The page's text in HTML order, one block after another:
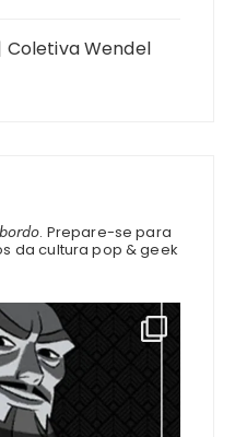
Coletiva Wendel
Prepare-se para
da cultura pop & geek